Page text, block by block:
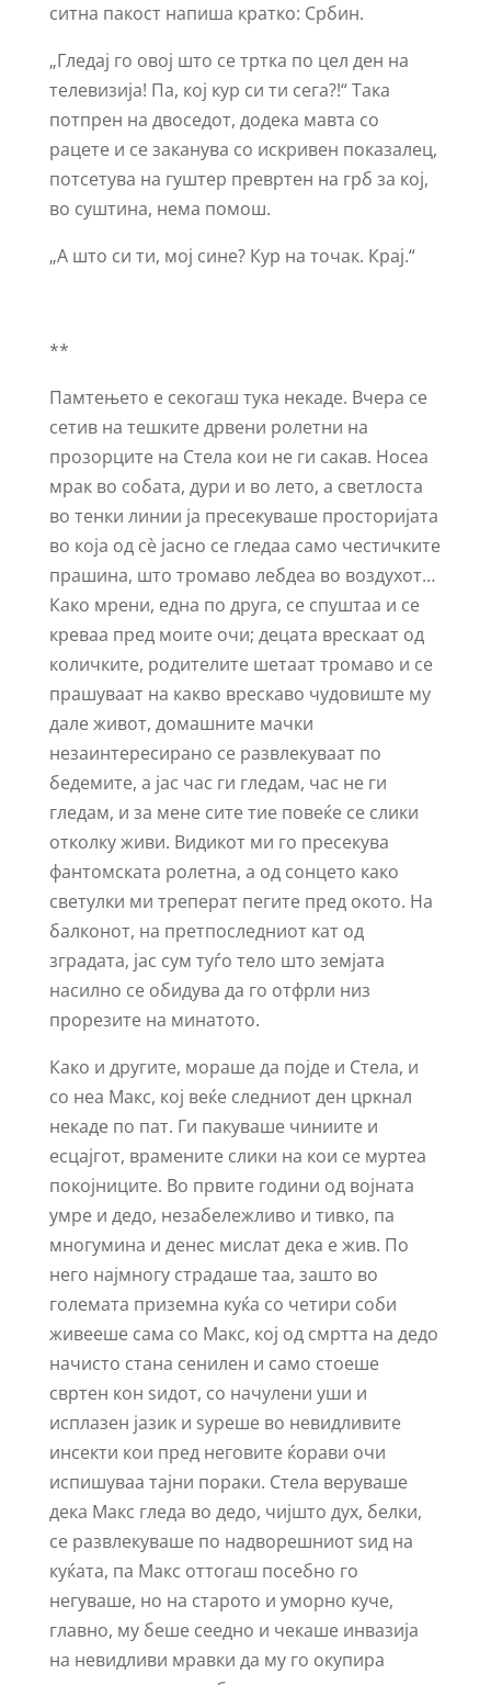
ситна пакост напиша кратко: Србин.
„Гледај го овој што се тртка по цел ден на
телевизија! Па, кој кур си ти сега?!“ Така
потпрен на двоседот, додека мавта со
рацете и се заканува со искривен показалец,
потсетува на гуштер превртен на грб за кој,
во суштина, нема помош.
„А што си ти, мој сине? Кур на точак. Крај.“
**
Памтењето е секогаш тука некаде. Вчера се
сетив на тешките дрвени ролетни на
прозорците на Стела кои не ги сакав. Носеа
мрак во собата, дури и во лето, а светлоста
во тенки линии ја пресекуваше просторијата
во која од сѐ јасно се гледаа само честичките
прашина, што тромаво лебдеа во воздухот…
Како мрени, една по друга, се спуштаа и се
креваа пред моите очи; децата врескаат од
количките, родителите шетаат тромаво и се
прашуваат на какво врескаво чудовиште му
дале живот, домашните мачки
незаинтересирано се развлекуваат по
бедемите, а јас час ги гледам, час не ги
гледам, и за мене сите тие повеќе се слики
отколку живи. Видикот ми го пресекува
фантомската ролетна, а од сонцето како
светулки ми треперат пегите пред окото. На
балконот, на претпоследниот кат од
зградата, јас сум туѓо тело што земјата
насилно се обидува да го отфрли низ
прорезите на минатото.
Како и другите, мораше да појде и Стела, и
со неа Макс, кој веќе следниот ден цркнал
некаде по пат. Ги пакуваше чиниите и
есцајгот, врамените слики на кои се муртеа
покојниците. Во првите години од војната
умре и дедо, незабележливо и тивко, па
многумина и денес мислат дека е жив. По
него најмногу страдаше таа, зашто во
големата приземна куќа со четири соби
живееше сама со Макс, кој од смртта на дедо
начисто стана сенилен и само стоеше
свртен кон ѕидот, со начулени уши и
исплазен јазик и ѕуреше во невидливите
инсекти кои пред неговите ќорави очи
испишуваа тајни пораки. Стела веруваше
дека Макс гледа во дедо, чијшто дух, белки,
се развлекуваше по надворешниот ѕид на
куќата, па Макс оттогаш посебно го
негуваше, но на старото и уморно куче,
главно, му беше сеедно и чекаше инвазија
на невидливи мравки да му го окупира